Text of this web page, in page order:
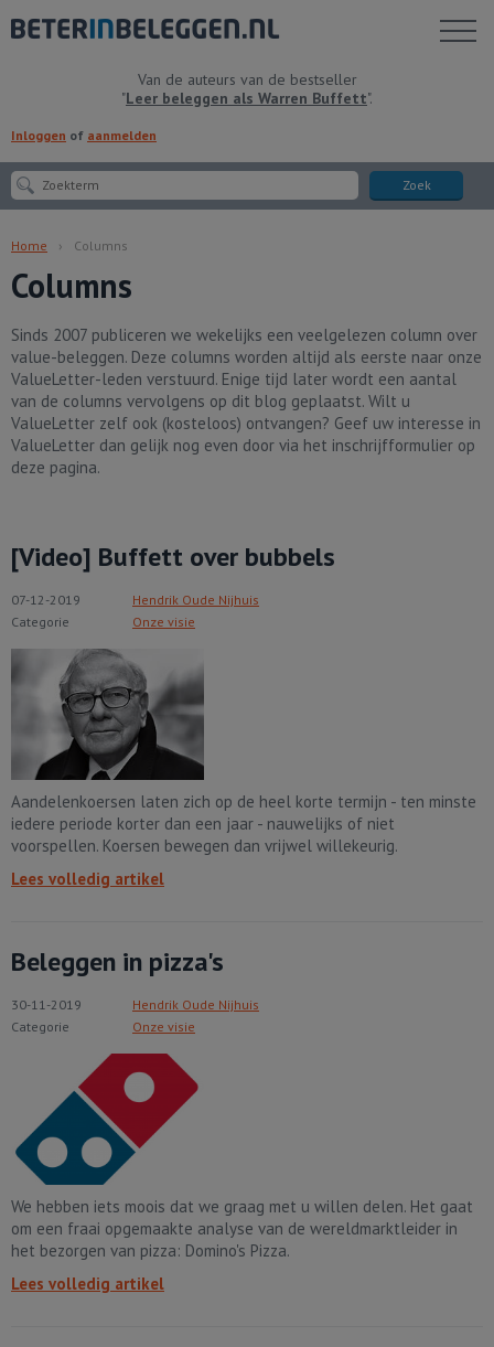
Van de auteurs van de bestseller
"Leer beleggen als Warren Buffett".
Inloggen of aanmelden
Zoek
Toon
Home Columns
Columns
Sinds 2007 publiceren we wekelijks een veelgelezen column over
value-beleggen. Deze columns worden altijd als eerste naar onze
ValueLetter-leden verstuurd. Enige tijd later wordt een aantal
van de columns vervolgens op dit blog geplaatst. Wilt u
ValueLetter zelf ook (kosteloos) ontvangen? Geef uw interesse in
ValueLetter dan gelijk nog even door via het inschrijfformulier op
deze pagina.
[Video] Buffett over bubbels
07-12-2019
Hendrik Oude Nijhuis
Categorie
Onze visie
Aandelenkoersen laten zich op de heel korte termijn - ten minste
iedere periode korter dan een jaar - nauwelijks of niet
voorspellen. Koersen bewegen dan vrijwel willekeurig.
Lees volledig artikel
Beleggen in pizza's
30-11-2019
Hendrik Oude Nijhuis
Categorie
Onze visie
We hebben iets moois dat we graag met u willen delen. Het gaat
om een fraai opgemaakte analyse van de wereldmarktleider in
het bezorgen van pizza: Domino's Pizza.
Lees volledig artikel